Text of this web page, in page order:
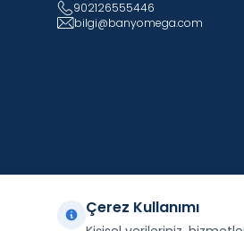
902126555446
bilgi@banyomega.com
Çerez Kullanımı